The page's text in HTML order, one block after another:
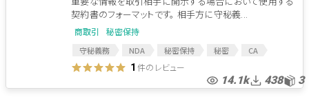
契約書のフォーマットです。 相手方に守秘義...
商取引 秘密保持
守秘義務 NDA 秘密保持 秘密
CA
コンフィデンシャルアグリーメント
競合避止
1 件のレビュー
14.1k 438 3